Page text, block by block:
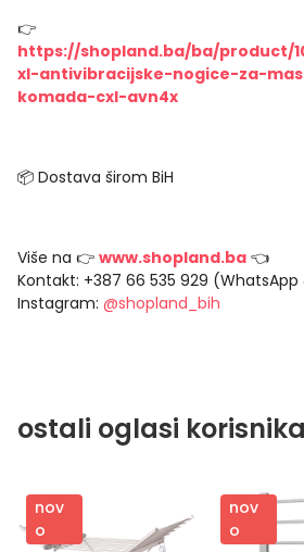
👉
https://shopland.ba/ba/product/
xl-antivibracijske-nogice-za-
komada-cxl-avn4x
📦 Dostava širom BiH
Više na 👉 www.shopland.ba 👈
Kontakt: +387 66 535 929 (WhatsApp
Instagram: @shopland_bih
ostali oglasi korisnika
nov
o
nov
o